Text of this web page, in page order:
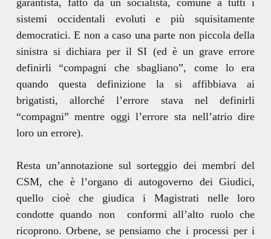
sistemi occidentali evoluti e più squisitamente
democratici. E non a caso una parte non piccola della
sinistra si dichiara per il SI (ed è un grave errore
definirli “compagni che sbagliano”, come lo era
quando questa definizione la si affibbiava ai
brigatisti, allorché l’errore stava nel definirli
“compagni” mentre oggi l’errore sta nell’atrio dire
loro un errore).
Resta un’annotazione sul sorteggio dei membri del
CSM, che è l’organo di autogoverno dei Giudici,
quello cioè che giudica i Magistrati nelle loro
condotte quando non conformi all’alto ruolo che
ricoprono. Orbene, se pensiamo che i processi per i